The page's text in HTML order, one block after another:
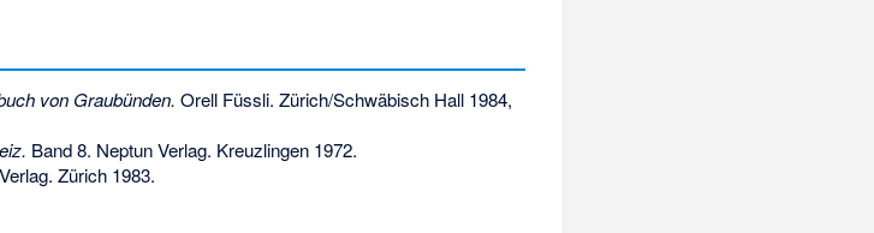
von Graubünden. Orell Füssli. Zürich/Schwäbisch Hall 1984,
Band 8. Neptun Verlag. Kreuzlingen 1972.
Zürich 1983.